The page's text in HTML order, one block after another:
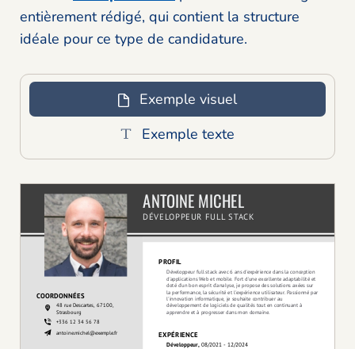
entièrement rédigé, qui contient la structure
idéale pour ce type de candidature.
Exemple visuel
Exemple texte